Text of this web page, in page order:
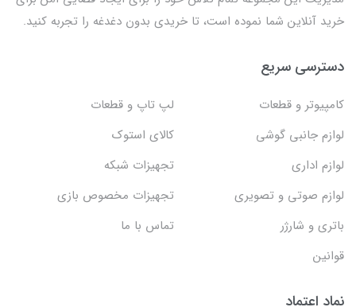
خرید آنلاین شما نموده است، تا خریدی بدون دغدغه را تجربه کنید.
دسترسی سریع
کامپیوتر و قطعات
لپ تاپ و قطعات
لوازم جانبی گوشی
کالای استوک
لوازم اداری
تجهیزات شبکه
لوازم صوتی و تصویری
تجهیزات مخصوص بازی
باتری و شارژر
تماس با ما
قوانین
نماد اعتماد